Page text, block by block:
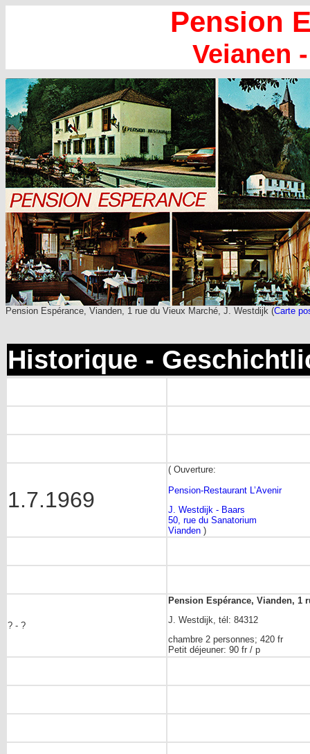
Pension
Veianen
Pension Espérance, Vianden, 1 rue du Vieux Marché, J. Westdijk (Carte
Historique -
1.7.1969
( Ouverture:
Pension-Restaurant L’Avenir
J. Westdijk - Baars
50, rue du Sanatorium
Vianden )
? - ?
Pension Espérance, Vianden, 1
J. Westdijk, tél: 84312
chambre 2 personnes; 420 fr
Petit déjeuner: 90 fr / p